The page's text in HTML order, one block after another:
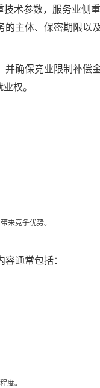
术参数，服务业侧
主体、保密期限以及
确保竞业限制补偿
权。
来竞争优势。
通常包括：
度。